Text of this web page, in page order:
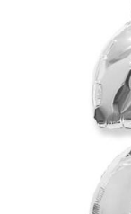
Stroje / Dodatki
Akcesoria Party